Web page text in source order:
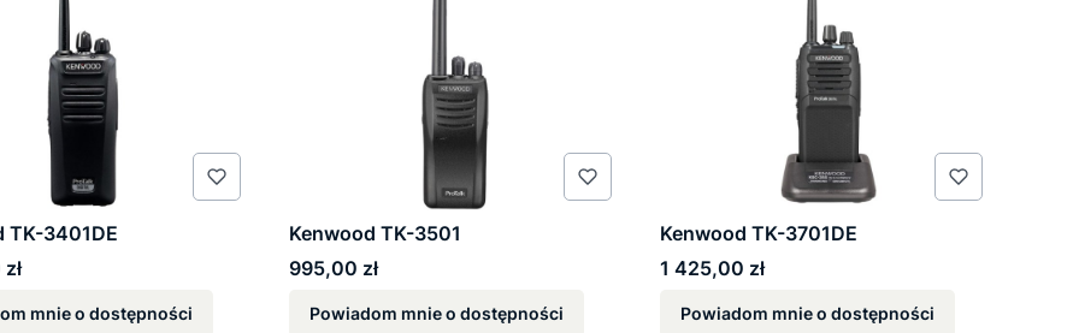
TK-3401DE
mnie o dostępności
Kenwood TK-3501
Cena
995,00 zł
Powiadom mnie o dostępności
Kenwood TK-3701DE
Cena
1 425,00 zł
Powiadom mnie o dostępności